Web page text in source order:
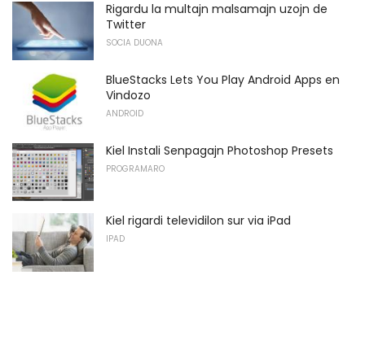
Rigardu la multajn malsamajn uzojn de
Twitter
SOCIA DUONA
BlueStacks Lets You Play Android Apps en
Vindozo
ANDROID
Kiel Instali Senpagajn Photoshop Presets
PROGRAMARO
Kiel rigardi televidilon sur via iPad
IPAD